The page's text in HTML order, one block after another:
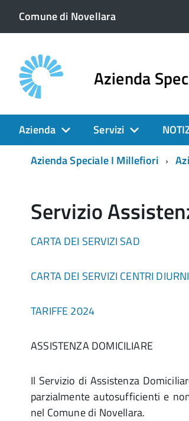
Comune di Novellara
Azienda
Azienda Servizi
Azienda Speciale I Millefiori
Servizio
CARTA DEI SERVIZI SAD
CARTA DEI SERVIZI CENTRI DIURNI
TARIFFE 2024
ASSISTENZA DOMICILIARE
Il Servizio di Assistenza
parzialmente autosufficienti e
nel Comune di Novellara.